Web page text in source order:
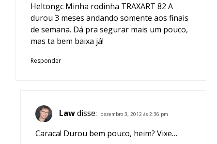
Heltongc Minha rodinha TRAXART 82 A
durou 3 meses andando somente aos finais
de semana. Dá pra segurar mais um pouco,
mas ta bem baixa já!
Responder
Law disse: dezembro 3, 2012 às 2:36 pm
Caraca! Durou bem pouco, heim? Vixe…